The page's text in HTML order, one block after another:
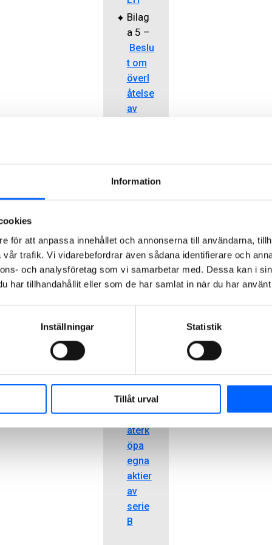
Information
för att anpassa innehållet och annonserna till användarna,
trafik. Vi vidarebefordrar även sådana identifierare och
och analysföretag som vi samarbetar med. Dessa kan i
har tillhandahållit eller som de har samlat in när du har
Inställningar Statistik
Tillåt urval
Bilag
a 5 –
Beslu
t om
överl
åtelse
av
B till
delta
2024
Bilag
a 6
t om
styrel
sen
att
återk
öpa
egna
aktier
av
serie
B